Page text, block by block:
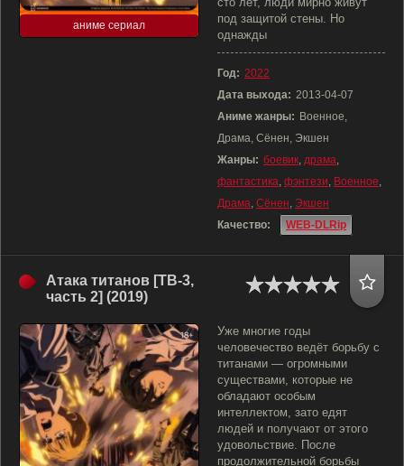
аниме сериал
под защитой стены. Но
однажды
Год: 2022
Дата выхода: 2013-04-07
Аниме жанры: Военное,
Драма, Сёнен, Экшен
Жанры: боевик, драма,
фантастика, фэнтези, Военное,
Драма, Сёнен, Экшен
Качество:
WEB-DLRip
Атака титанов [ТВ-3,
часть 2] (2019)
Уже многие годы
человечество ведёт борьбу с
титанами — огромными
существами, которые не
обладают особым
интеллектом, зато едят
людей и получают от этого
удовольствие. После
продолжительной борьбы